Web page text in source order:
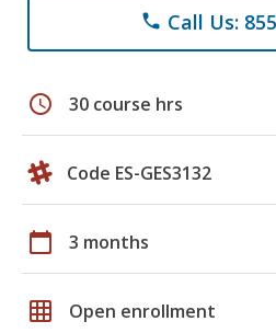
phone Call Us:
schedule 30 course hrs
Code ES-GES3132
calendar_today 3 months
grid_on Open enrollment